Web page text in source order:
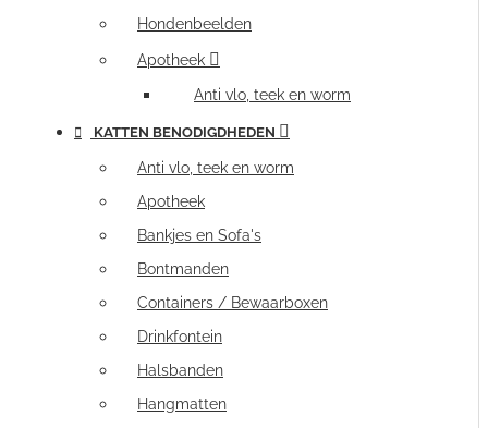
Hondenbeelden
Apotheek
Anti vlo, teek en worm
KATTEN BENODIGDHEDEN
Anti vlo, teek en worm
Apotheek
Bankjes en Sofa's
Bontmanden
Containers / Bewaarboxen
Drinkfontein
Halsbanden
Hangmatten